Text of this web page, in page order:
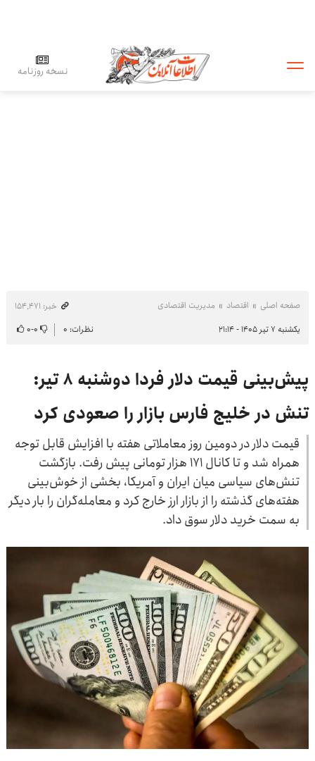
نسخه روزنامه
صفحه اصلی اقتصاد مدیریت اقتصادی
خبر: ۱۵۴٬۴۷۱
یکشنبه ۷ تیر ۱۴۰۵ - ۲۱:۱۴
نظرات: ۰ ۰-۰
پیش‌بینی قیمت دلار فردا دوشنبه ۸ تیر:
تنش در خلیج فارس بازار را صعودی کرد
قیمت دلار در دومین روز معاملاتی هفته با افزایش قابل توجه
همراه شد و تا کانال ۱۷۱ هزار تومانی پیش رفت. بازگشت
تنش‌های سیاسی میان ایران و آمریکا، بخشی از خوش‌بینی
هفته‌های گذشته را از بازار ارز خارج کرد و معامله‌گران را بار دیگر
به سمت خرید دلار سوق داد.